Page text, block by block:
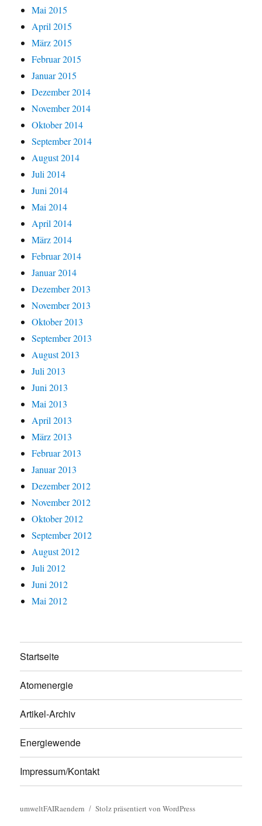
Mai 2015
April 2015
März 2015
Februar 2015
Januar 2015
Dezember 2014
November 2014
Oktober 2014
September 2014
August 2014
Juli 2014
Juni 2014
Mai 2014
April 2014
März 2014
Februar 2014
Januar 2014
Dezember 2013
November 2013
Oktober 2013
September 2013
August 2013
Juli 2013
Juni 2013
Mai 2013
April 2013
März 2013
Februar 2013
Januar 2013
Dezember 2012
November 2012
Oktober 2012
September 2012
August 2012
Juli 2012
Juni 2012
Mai 2012
Startseite
Atomenergie
Artikel-Archiv
Energiewende
Impressum/Kontakt
umweltFAIRaendern Stolz präsentiert von WordPress